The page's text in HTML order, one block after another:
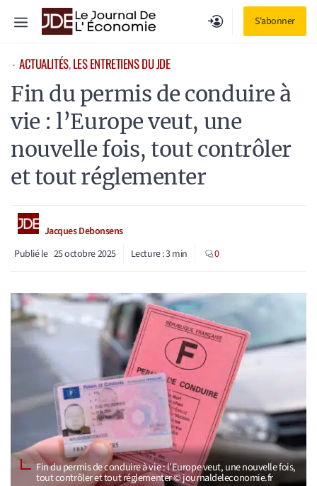
S'abonner
Menu
⋅ ACTUALITÉS, LES ENTRETIENS DU JDE
Fin du permis de conduire à
vie : l’Europe veut, une
nouvelle fois, tout contrôler
et tout réglementer
Jacques Debonsens
Publié le 25 octobre 2025 Lecture :3min 0
Fin du permis de conduire à vie : l’Europe veut, une nouvelle fois,
tout contrôler et tout réglementer © journaldeleconomie.fr